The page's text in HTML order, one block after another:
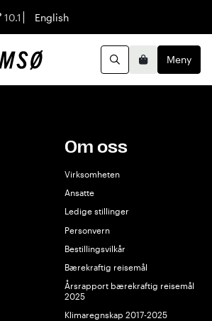
10.1 English
Norsk
Søk Meny
Om oss
Virksomheten
Ansatte
Ledige stillinger
Personvern
Bestillingsvilkår
Bærekraftig reisemål
Årsrapport bærekraftig reisemål
2025
Klimaregnskap 2017-2025